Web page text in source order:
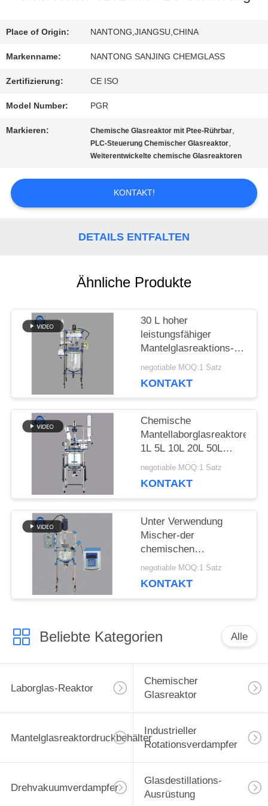
QUALITÄTSKONTROLLE
VERBINDUNG
NACHRICHTEN
FORDERN
SIE
EIN
SITEMAP
DATENSCHUTZRICHTLINIE
Place of Origin: NANTONG,JIANGSU,CHINA
Markenname: NANTONG SANJING CHEMGLASS
Zertifizierung: CE ISO
Model Number: PGR
Markieren: Chemische Glasreaktor mit Ptee-Rührbar,
PLC-Steuerung Chemischer Glasreaktor,
Weiterentwickelte chemische Glasreaktoren
KONTAKT!
DETAILS ENTFALTEN
Ähnliche Produkte
30 L hoher
leistungsfähiger
Mantelglasreaktions-
Kessel mit
negotiable MOQ:1 Satz
KONTAKT
Chemische
Mantellaborglasreaktoren
1L 5L 10L 20L 50L
100L 150L 200L
negotiable MOQ:1 Satz
KONTAKT
Unter Verwendung
Mischer-der
chemischen
Glasreaktor-
Ultraschallausrüstung
negotiable MOQ:1 Satz
KONTAKT
Beliebte Kategorien Alle
Laborglas-Reaktor
Chemischer
Glasreaktor
Mantelglasreaktordruckbehälter
Industrieller
Rotationsverdampfer
Drehvakuumverdampfer
Glasdestillations-
Ausrüstung